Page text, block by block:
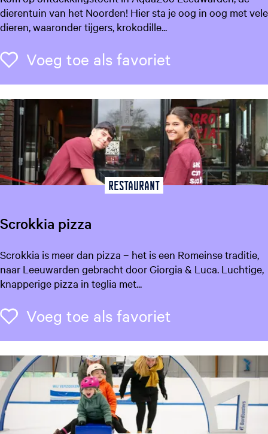
w
a
d
n
-
A
G
u
i
d
e
o
L
e
u
w
r
e
n
q
u
Z
o
L
e
e
u
w
a
r
n
dierentuin van het Noorden! Hier sta je oog in oog met vele
dieren, waaronder tijgers, krokodille...
Voeg toe als favoriet
Scrokkia pizza
S
c
r
k
i
a
p
z
z
a
Scrokkia is meer dan pizza – het is een Romeinse traditie,
naar Leeuwarden gebracht door Giorgia & Luca. Luchtige,
knapperige pizza in teglia met...
Restaurant
Voeg toe als favoriet